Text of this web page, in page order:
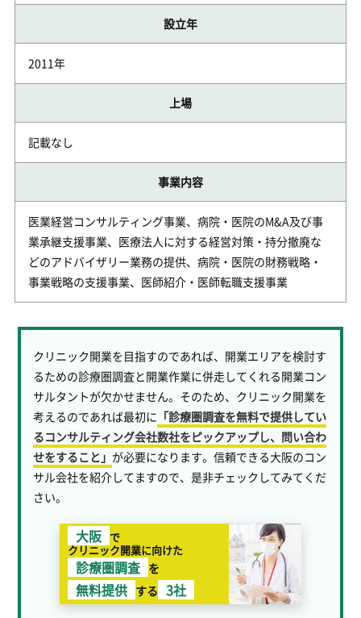
設立年
2011年
上場
記載なし
事業内容
医業経営コンサルティング事業、病院・医院のM&A及び事
業承継支援事業、医療法人に対する経営対策・持分撤廃な
どのアドバイザリー業務の提供、病院・医院の財務戦略・
事業戦略の支援事業、医師紹介・医師転職支援事業
クリニック開業を目指すのであれば、開業エリアを検討す
るための診療圏調査と開業作業に併走してくれる開業コン
サルタントが欠かせません。そのため、クリニック開業を
考えるのであれば最初に 「診療圏調査を無料で提供してい
るコンサルティング会社数社をピックアップし、問い合わ
せをすること」 が必要になります。信頼できる大阪のコン
サル会社を紹介してますので、是非チェックしてみてくだ
さい。
大阪 で
クリニック開業に向けた
診療圏調査 を
無料提供 する 3社